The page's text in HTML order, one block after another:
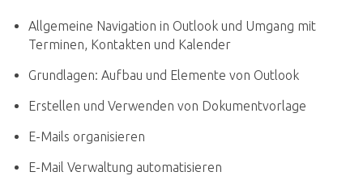
Allgemeine Navigation in Outlook und Umgang mit
Terminen, Kontakten und Kalender
Grundlagen: Aufbau und Elemente von Outlook
Erstellen und Verwenden von Dokumentvorlage
E-Mails organisieren
E-Mail Verwaltung automatisieren